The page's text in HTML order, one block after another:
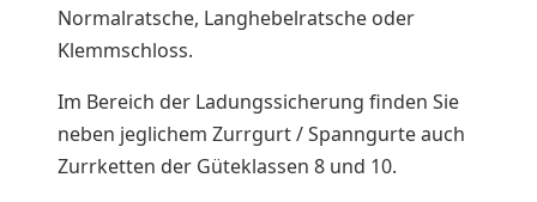
Normalratsche, Langhebelratsche oder
Klemmschloss.
Im Bereich der Ladungssicherung finden Sie
neben jeglichem Zurrgurt / Spanngurte auch
Zurrketten der Güteklassen 8 und 10.